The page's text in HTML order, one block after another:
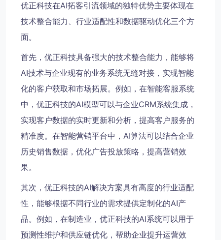
优正科技在AI拓客引流领域的独特优势主要体现在
技术整合能力、行业适配性和数据驱动优化三个方
面。
首先，优正科技具备强大的技术整合能力，能够将
AI技术与企业现有的业务系统无缝对接，实现智能
化的客户获取和市场拓展。例如，在智能客服系统
中，优正科技的AI模型可以与企业CRM系统集成，
实现客户数据的实时更新和分析，提高客户服务的
精准度。在智能营销平台中，AI算法可以结合企业
历史销售数据，优化广告投放策略，提高营销效
果。
其次，优正科技的AI解决方案具有高度的行业适配
性，能够根据不同行业的需求提供定制化的AI产
品。例如，在制造业，优正科技的AI系统可以用于
预测性维护和供应链优化，帮助企业提升运营效